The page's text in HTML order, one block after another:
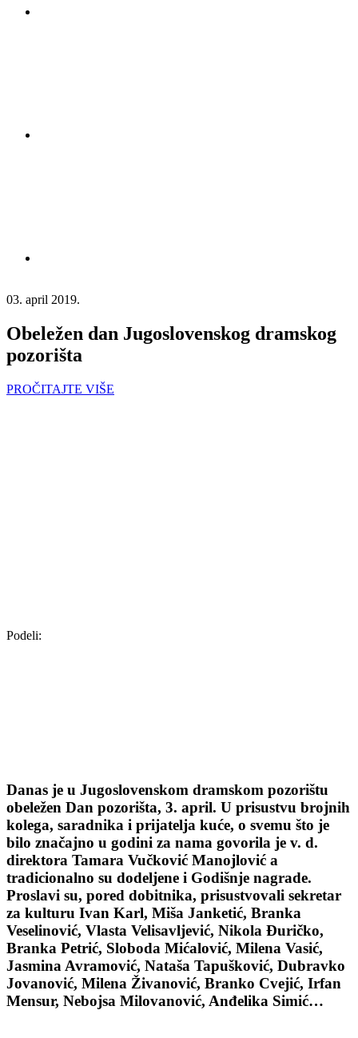
03. april 2019.
Obeležen dan Jugoslovenskog dramskog
pozorišta
PROČITAJTE VIŠE
Podeli:
Danas je u Jugoslovenskom dramskom pozorištu
obeležen Dan pozorišta, 3. april. U prisustvu brojnih
kolega, saradnika i prijatelja kuće, o svemu što je
bilo značajno u godini za nama govorila je v. d.
direktora Tamara Vučković Manojlović a
tradicionalno su dodeljene i Godišnje nagrade.
Proslavi su, pored dobitnika, prisustvovali sekretar
za kulturu Ivan Karl, Miša Janketić, Branka
Veselinović, Vlasta Velisavljević, Nikola Đuričko,
Branka Petrić, Sloboda Mićalović, Milena Vasić,
Jasmina Avramović, Nataša Tapušković, Dubravko
Jovanović, Milena Živanović, Branko Cvejić, Irfan
Mensur, Nebojsa Milovanović, Anđelika Simić…